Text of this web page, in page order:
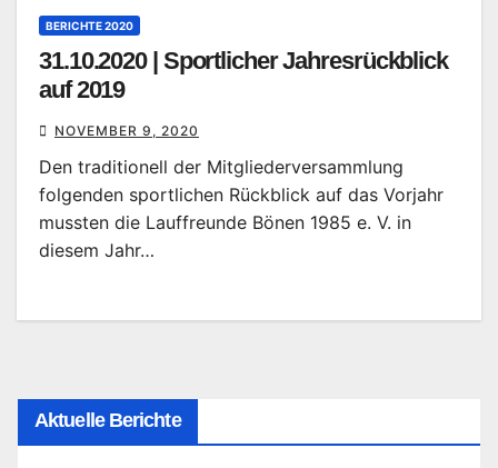
BERICHTE 2020
31.10.2020 | Sportlicher Jahresrückblick
auf 2019
NOVEMBER 9, 2020
Den traditionell der Mitgliederversammlung
folgenden sportlichen Rückblick auf das Vorjahr
mussten die Lauffreunde Bönen 1985 e. V. in
diesem Jahr…
Aktuelle Berichte